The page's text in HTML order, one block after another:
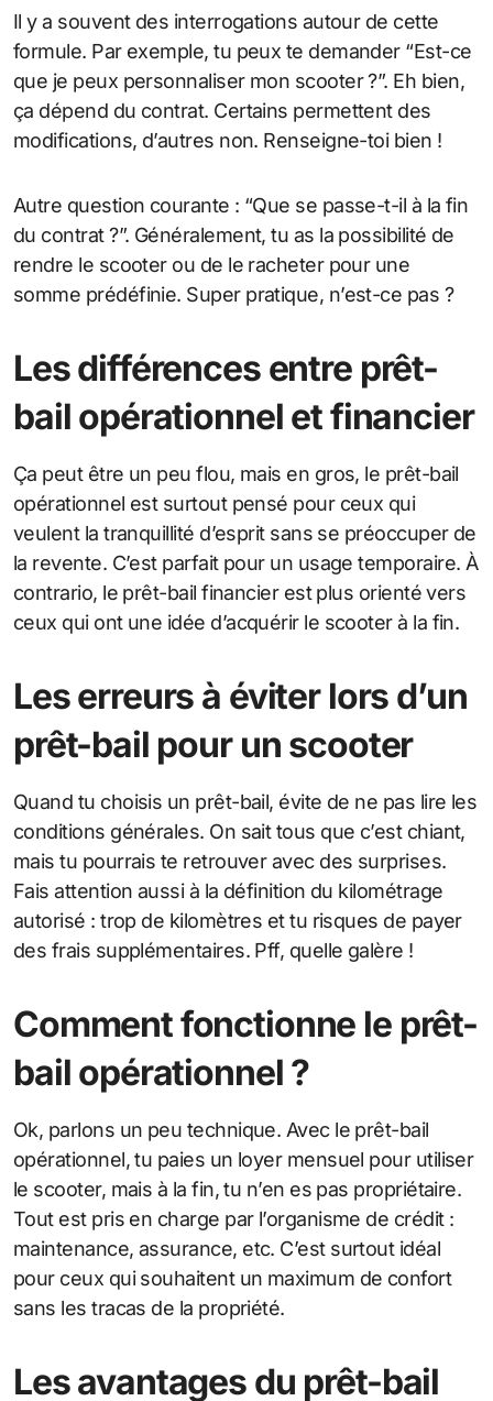
Il y a souvent des interrogations autour de cette
formule. Par exemple, tu peux te demander “Est-ce
que je peux personnaliser mon scooter ?”. Eh bien,
ça dépend du contrat. Certains permettent des
modifications, d’autres non. Renseigne-toi bien !
Autre question courante : “Que se passe-t-il à la fin
du contrat ?”. Généralement, tu as la possibilité de
rendre le scooter ou de le racheter pour une
somme prédéfinie. Super pratique, n’est-ce pas ?
Les différences entre prêt-
bail opérationnel et financier
Ça peut être un peu flou, mais en gros, le prêt-bail
opérationnel est surtout pensé pour ceux qui
veulent la tranquillité d’esprit sans se préoccuper de
la revente. C’est parfait pour un usage temporaire. À
contrario, le prêt-bail financier est plus orienté vers
ceux qui ont une idée d’acquérir le scooter à la fin.
Les erreurs à éviter lors d’un
prêt-bail pour un scooter
Quand tu choisis un prêt-bail, évite de ne pas lire les
conditions générales. On sait tous que c’est chiant,
mais tu pourrais te retrouver avec des surprises.
Fais attention aussi à la définition du kilométrage
autorisé : trop de kilomètres et tu risques de payer
des frais supplémentaires. Pff, quelle galère !
Comment fonctionne le prêt-
bail opérationnel ?
Ok, parlons un peu technique. Avec le prêt-bail
opérationnel, tu paies un loyer mensuel pour utiliser
le scooter, mais à la fin, tu n’en es pas propriétaire.
Tout est pris en charge par l’organisme de crédit :
maintenance, assurance, etc. C’est surtout idéal
pour ceux qui souhaitent un maximum de confort
sans les tracas de la propriété.
Les avantages du prêt-bail